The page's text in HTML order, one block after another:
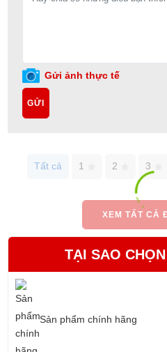
Gửi ảnh thực tế
GỬI
Tất cả 1 2 3
XEM TẤT CẢ
TẠI SAO
Sản phẩm chính hãng